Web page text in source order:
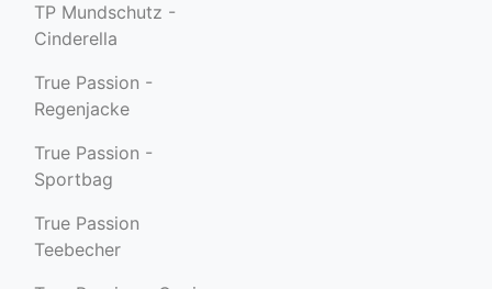
TP Mundschutz -
Cinderella
True Passion -
Regenjacke
True Passion -
Sportbag
True Passion
Teebecher